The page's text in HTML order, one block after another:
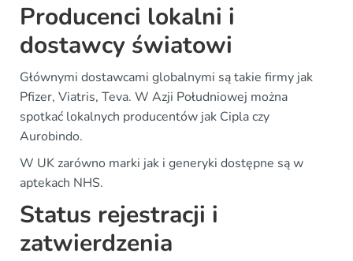
Producenci lokalni i
dostawcy światowi
Głównymi dostawcami globalnymi są takie firmy jak
Pfizer, Viatris, Teva. W Azji Południowej można
spotkać lokalnych producentów jak Cipla czy
Aurobindo.
W UK zarówno marki jak i generyki dostępne są w
aptekach NHS.
Status rejestracji i
zatwierdzenia